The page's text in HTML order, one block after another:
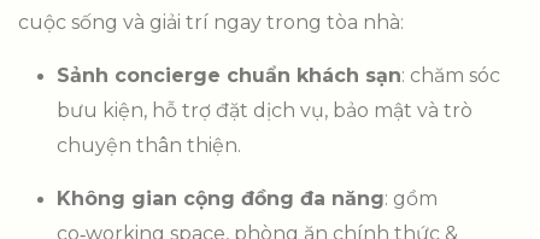
cuộc sống và giải trí ngay trong tòa nhà:
Sảnh concierge chuẩn khách sạn: chăm sóc
bưu kiện, hỗ trợ đặt dịch vụ, bảo mật và trò
chuyện thân thiện.
Không gian cộng đồng đa năng: gồm
co‑working space, phòng ăn chính thức &